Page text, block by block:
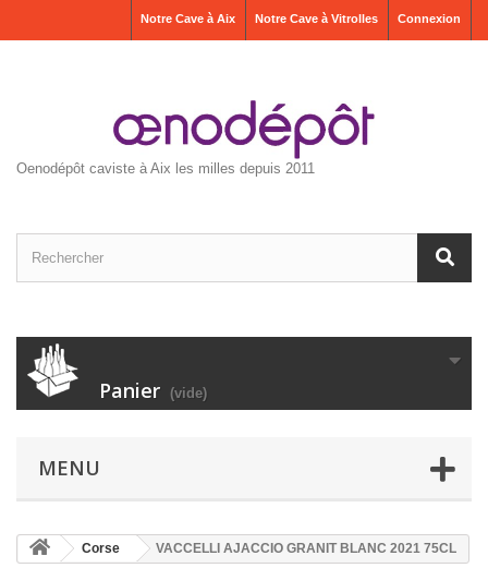
Connexion
Notre Cave à Vitrolles
Notre Cave à Aix
Oenodépôt caviste à Aix les milles depuis 2011
Panier (vide)
MENU
Corse VACCELLI AJACCIO GRANIT BLANC 2021 75CL